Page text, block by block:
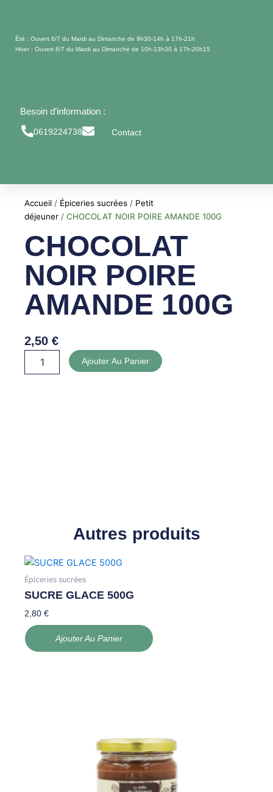
contenuÉté : Ouvert 6/7 du Mardi au Dimanche de 9h30-14h à 17h-21h
Hiver : Ouvert 6/7 du Mardi au Dimanche de 10h-13h30 à 17h-20h15
Besoin d’information :
0619224738 Contact
Accueil / Épiceries sucrées / Petit
déjeuner / CHOCOLAT NOIR POIRE AMANDE 100G
CHOCOLAT
NOIR POIRE
AMANDE 100G
2,50€
Ajouter Au Panier
Autres produits
Épiceries sucrées
SUCRE GLACE 500G
2,80€
Ajouter Au Panier